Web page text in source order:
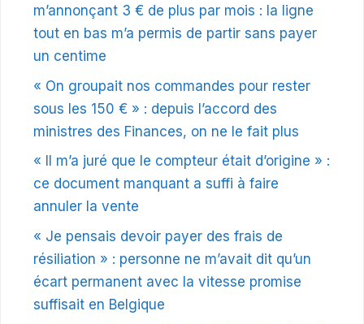
m’annonçant 3 € de plus par mois : la ligne
tout en bas m’a permis de partir sans payer
un centime
« On groupait nos commandes pour rester
sous les 150 € » : depuis l’accord des
ministres des Finances, on ne le fait plus
« Il m’a juré que le compteur était d’origine » :
ce document manquant a suffi à faire
annuler la vente
« Je pensais devoir payer des frais de
résiliation » : personne ne m’avait dit qu’un
écart permanent avec la vitesse promise
suffisait en Belgique